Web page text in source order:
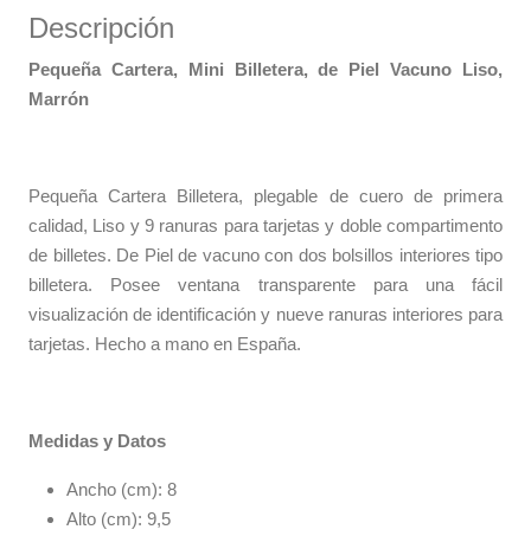
Descripción
Pequeña Cartera, Mini Billetera, de Piel Vacuno Liso,
Marrón
Pequeña Cartera Billetera, plegable de cuero de primera
calidad, Liso y 9 ranuras para tarjetas y doble compartimento
de billetes. De Piel de vacuno con dos bolsillos interiores tipo
billetera. Posee ventana transparente para una fácil
visualización de identificación y nueve ranuras interiores para
tarjetas. Hecho a mano en España.
Medidas y Datos
Ancho (cm): 8
Alto (cm): 9,5